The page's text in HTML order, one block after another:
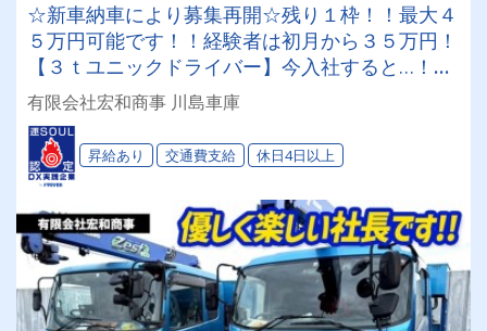
☆新車納車により募集再開☆残り１枠！！最大４
５万円可能です！！経験者は初月から３５万円！
【３ｔユニックドライバー】今入社すると…！社
長から良いこともあります…！ ◎基本朝8時～17
時勤務◎手積み手降しなし 未経験の方も是非１
度ご相談ください♪♪ 当社で最後の転職に！！
有限会社宏和商事 川島車庫
昇給あり 交通費支給 休日4日以上